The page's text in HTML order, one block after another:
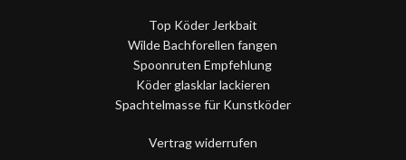
Top Köder Jerkbait
Wilde Bachforellen fangen
Spoonruten Empfehlung
Köder glasklar lackieren
Spachtelmasse für Kunstköder
Vertrag widerrufen